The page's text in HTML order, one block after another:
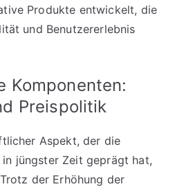
Produkte entwickelt, die
und Benutzererlebnis
Komponenten:
Preispolitik
Aspekt, der die
jüngster Zeit geprägt hat,
der Erhöhung der